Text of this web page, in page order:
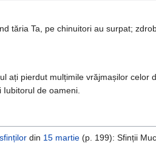
tăria Ta, pe chinuitori au surpat;
ați pierdut mulțimile vrăjmașilor celor
de oameni.
sfinților din 15 martie (p. 199): Sfinții